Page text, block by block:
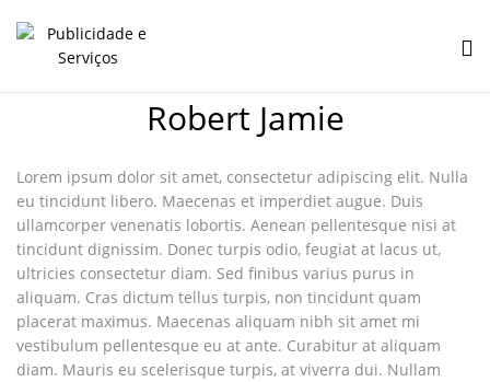
Robert Jamie
Lorem ipsum dolor sit amet, consectetur adipiscing elit. Nulla
eu tincidunt libero. Maecenas et imperdiet augue. Duis
ullamcorper venenatis lobortis. Aenean pellentesque nisi at
tincidunt dignissim. Donec turpis odio, feugiat at lacus ut,
ultricies consectetur diam. Sed finibus varius purus in
aliquam. Cras dictum tellus turpis, non tincidunt quam
placerat maximus. Maecenas aliquam nibh sit amet mi
vestibulum pellentesque eu at ante. Curabitur at aliquam
diam. Mauris eu scelerisque turpis, at viverra dui. Nullam